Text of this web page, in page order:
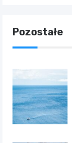
Pozostałe